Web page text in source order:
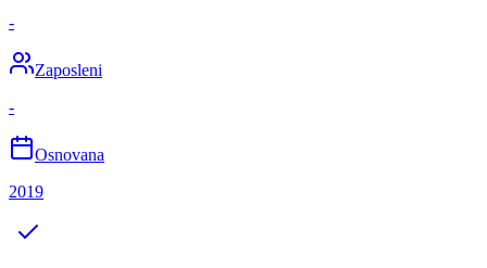
-
Zaposleni
-
Osnovana
2019